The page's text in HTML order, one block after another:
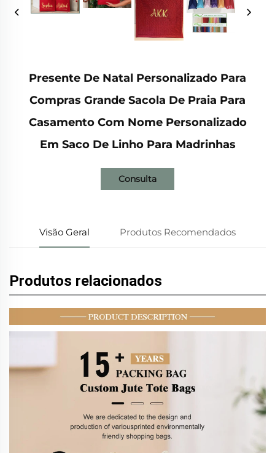
Presente De Natal Personalizado Para
Compras Grande Sacola De Praia Para
Casamento Com Nome Personalizado
Em Saco De Linho Para Madrinhas
Consulta
Visão Geral Produtos Recomendados
Produtos relacionados